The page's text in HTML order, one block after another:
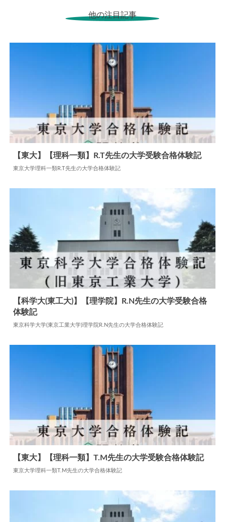
他の注目記事
【東大】【理科一類】R.T先生の大学受験合格体験記
東京大学理科一類R.T先生の大学合格体験記
大学合格体験記
【科学大(東工大)】【理学院】R.N先生の大学受験合格
体験記
東京科学大学(東京工業大学)理学院R.N先生の大学合格体験記
【東大】【理科一類】T.M先生の大学受験合格体験記
東京大学理科一類T.M先生の大学合格体験記